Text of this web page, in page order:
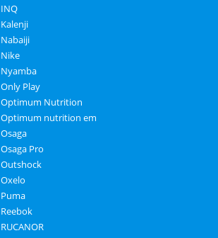
INQ
Kalenji
Nabaiji
Nike
Nyamba
Only Play
Optimum Nutrition
Optimum nutrition em
Osaga
Osaga Pro
Outshock
Oxelo
Puma
Reebok
RUCANOR